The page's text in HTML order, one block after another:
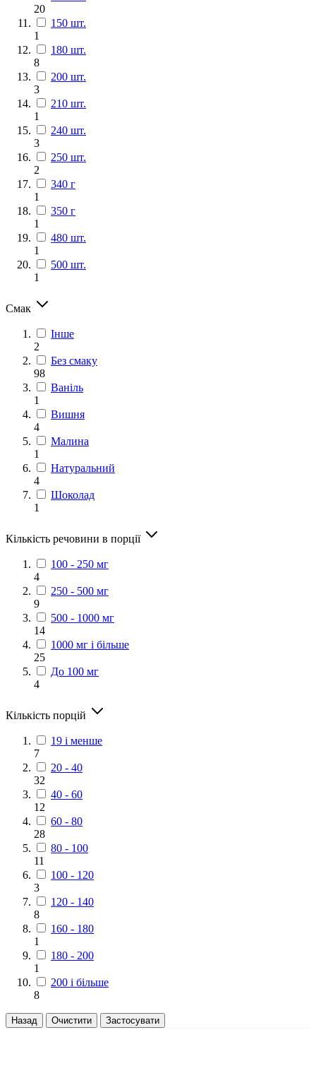
20
150 шт.
1
180 шт.
8
200 шт.
3
210 шт.
1
240 шт.
3
250 шт.
2
340 г
1
350 г
1
480 шт.
1
500 шт.
1
Смак
Інше
2
Без смаку
98
Ваніль
1
Вишня
4
Малина
1
Натуральний
4
Шоколад
1
Кількість речовини в порції
100 - 250 мг
4
250 - 500 мг
9
500 - 1000 мг
14
1000 мг і більше
25
До 100 мг
4
Кількість порцій
19 і менше
7
20 - 40
32
40 - 60
12
60 - 80
28
80 - 100
11
100 - 120
3
120 - 140
8
160 - 180
1
180 - 200
1
200 і більше
8
Назад Очистити Застосувати